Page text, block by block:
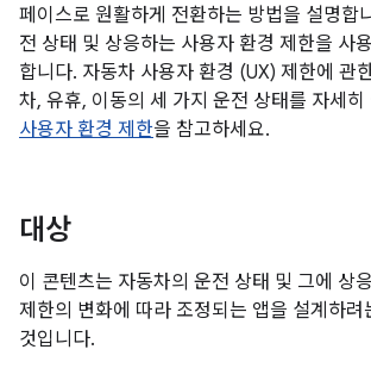
페이스로 원활하게 전환하는 방법을 설명합
전 상태 및 상응하는 사용자 환경 제한을 사
합니다. 자동차 사용자 환경 (UX) 제한에 관
차, 유휴, 이동의 세 가지 운전 상태를 자세히
사용자 환경 제한을 참고하세요.
대상
이 콘텐츠는 자동차의 운전 상태 및 그에 상
제한의 변화에 따라 조정되는 앱을 설계하려
것입니다.